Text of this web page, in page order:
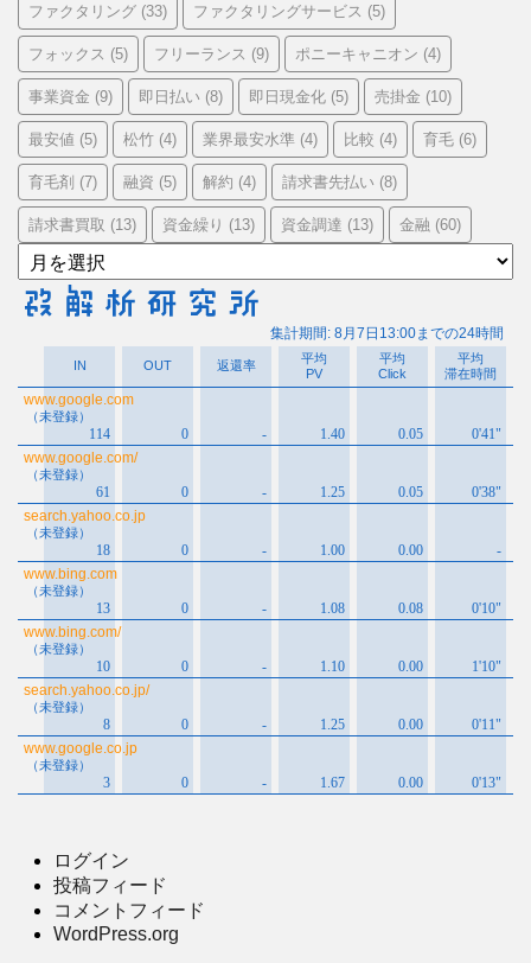
ファクタリング (33) ファクタリングサービス (5)
フォックス (5) フリーランス (9) ポニーキャニオン (4)
事業資金 (9) 即日払い (8) 即日現金化 (5) 売掛金 (10)
最安値 (5) 松竹 (4) 業界最安水準 (4) 比較 (4) 育毛 (6)
育毛剤 (7) 融資 (5) 解約 (4) 請求書先払い (8)
請求書買取 (13) 資金繰り (13) 資金調達 (13) 金融 (60)
ア
ー
カ
ログイン
投稿フィード
コメントフィード
WordPress.org